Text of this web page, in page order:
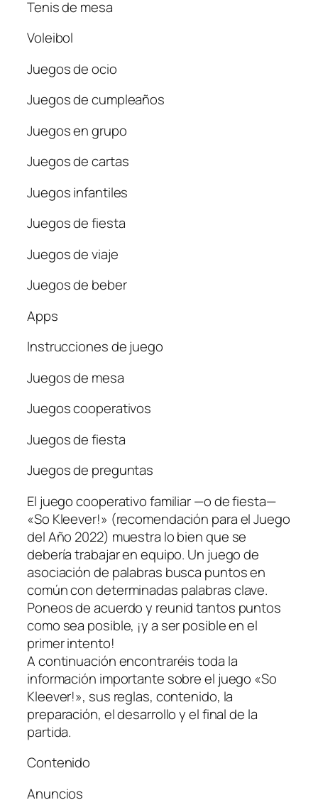
Tenis de mesa
Voleibol
Juegos de ocio
Juegos de cumpleaños
Juegos en grupo
Juegos de cartas
Juegos infantiles
Juegos de fiesta
Juegos de viaje
Juegos de beber
Apps
Instrucciones de juego
Juegos de mesa
Juegos cooperativos
Juegos de fiesta
Juegos de preguntas
El juego cooperativo familiar —o de fiesta—
«So Kleever!» (recomendación para el Juego
del Año 2022) muestra lo bien que se
debería trabajar en equipo. Un juego de
asociación de palabras busca puntos en
común con determinadas palabras clave.
Poneos de acuerdo y reunid tantos puntos
como sea posible, ¡y a ser posible en el
primer intento!
A continuación encontraréis toda la
información importante sobre el juego «So
Kleever!», sus reglas, contenido, la
preparación, el desarrollo y el final de la
partida.
Contenido
Anuncios